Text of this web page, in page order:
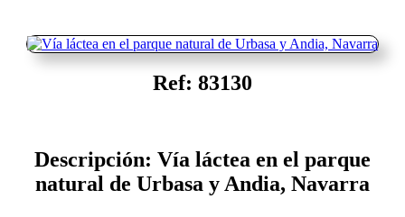
Ref: 83130
Descripción: Vía láctea en el parque
natural de Urbasa y Andia, Navarra